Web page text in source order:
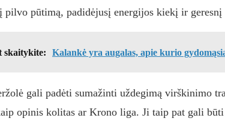
pilvo pūtimą, padidėjusį energijos kiekį ir geresnį
skaitykite: Kalankė yra augalas, apie kurio
gali padėti sumažinti uždegimą virškinimo
opinis kolitas ar Krono liga. Ji taip pat gali būti